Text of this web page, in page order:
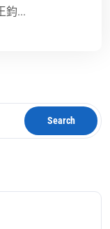
鈞...